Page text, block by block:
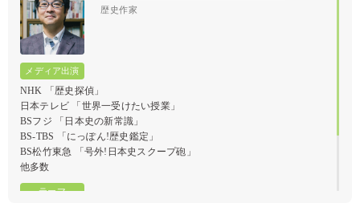
歴史作家
NHK 「歴史探偵」
日本テレビ 「世界一受けたい授業」
BSフジ 「日本史の新常識」
BS-TBS 「にっぽん!歴史鑑定」
BS松竹東急 「号外!日本史スクープ砲」
他多数